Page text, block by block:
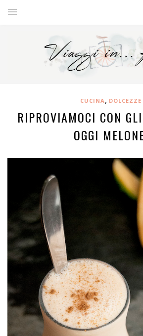
CUCINA, DOLCEZZE
RIPROVIAMOCI CON
OGGI